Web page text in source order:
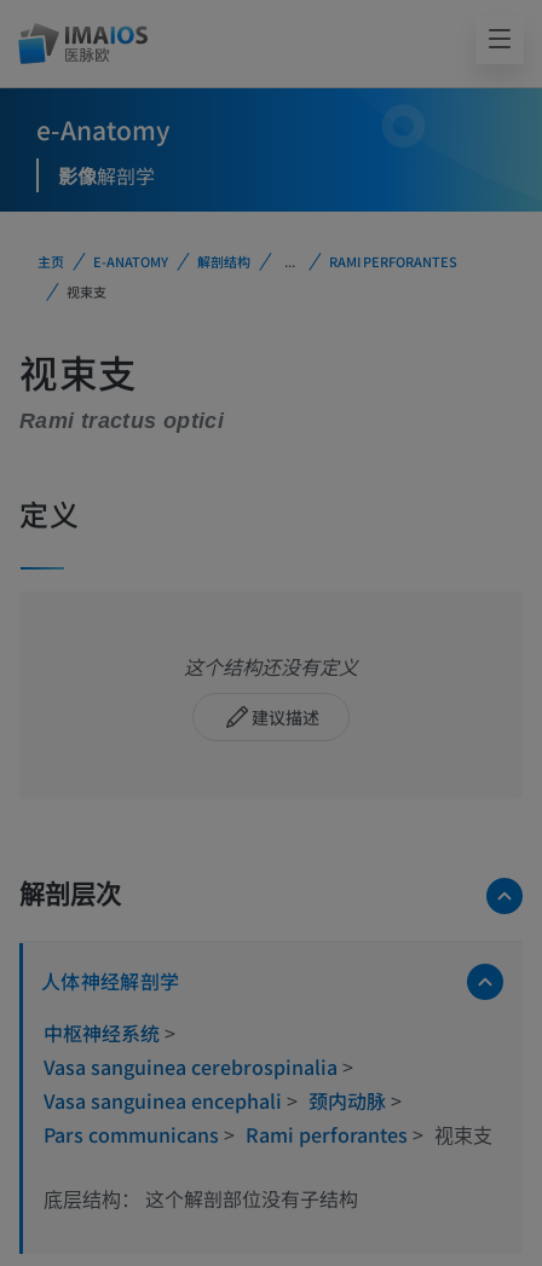
e-Anatomy
影像解剖学
主页 E-ANATOMY 解剖结构 ...
RAMI PERFORANTES
视束支
视束支
Rami tractus optici
定义
这个结构还没有定义
建议描述
解剖层次
人体神经解剖学
中枢神经系统>
Vasa sanguinea cerebrospinalia >
Vasa sanguinea encephali > 颈内动脉>
Pars communicans > Rami perforantes > 视束支
底层结构： 这个解剖部位没有子结构